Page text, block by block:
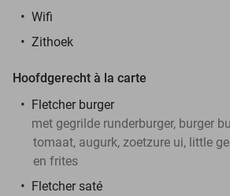
Wifi
Zithoek
Hoofdgerecht à la carte
Fletcher burger
met gegrilde runderburger, burger
tomaat, augurk, zoetzure ui, little
en frites
Fletcher saté